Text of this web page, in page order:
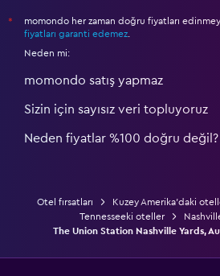
*
momondo her zaman doğru fiyatları
fiyatları garanti edemez
Neden mi:
momondo satış yapmaz
Sizin için sayısız veri topluyoruz
Neden fiyatlar %100 doğru değil?
Otel fırsatları Kuzey Amerika'daki
Tennesseeki oteller
The Union Station Nashville Yards,